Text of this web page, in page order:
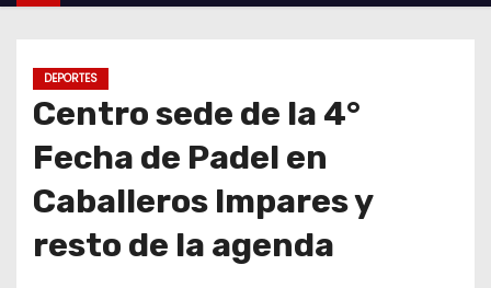
o
DEPORTES
Centro sede de la 4°
Fecha de Padel en
Caballeros Impares y
resto de la agenda